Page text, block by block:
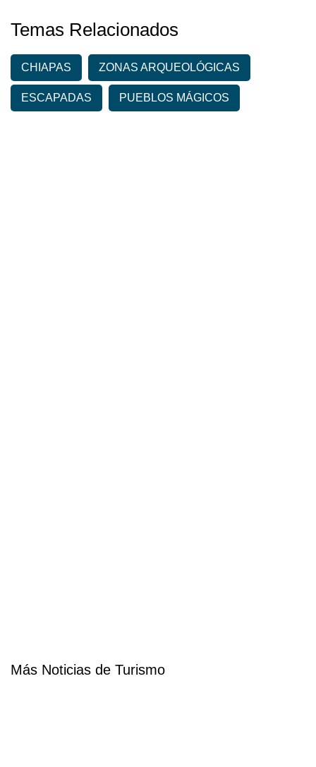
Temas Relacionados
CHIAPAS ZONAS ARQUEOLÓGICAS
ESCAPADAS PUEBLOS MÁGICOS
Más Noticias de Turismo